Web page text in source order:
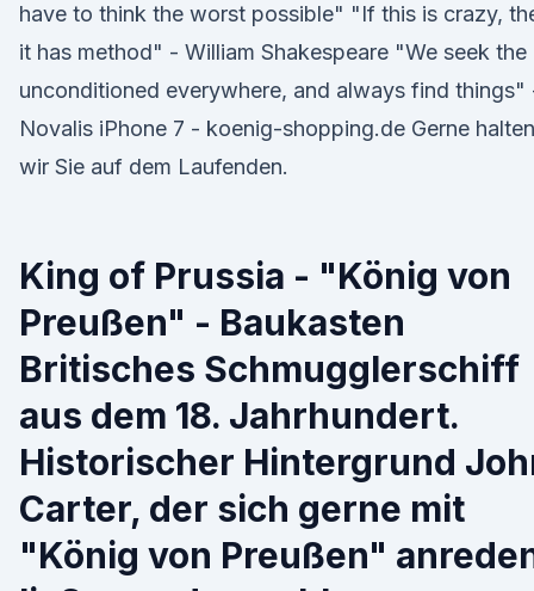
have to think the worst possible" "If this is crazy,
it has method" - William Shakespeare "We seek the
unconditioned everywhere, and always find things"
Novalis iPhone 7 - koenig-shopping.de Gerne halten
wir Sie auf dem Laufenden.
King of Prussia - "König von
Preußen" - Baukasten
Britisches Schmugglerschiff
aus dem 18. Jahrhundert.
Historischer Hintergrund
Carter, der sich gerne mit
"König von Preußen"